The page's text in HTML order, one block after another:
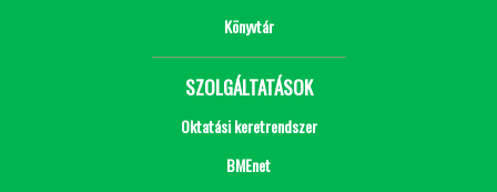
Könyvtár
SZOLGÁLTATÁSOK
Oktatási keretrendszer
BMEnet